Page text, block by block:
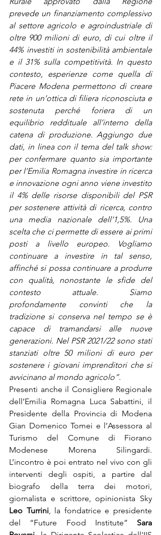
prevede un finanziamento complessivo
al settore agricolo e agroindustriale di
oltre 900 milioni di euro, di cui oltre il
44% investiti in sostenibilità ambientale
e il 31% sulla competitività. In questo
contesto, esperienze come quella di
Piacere Modena permettono di creare
rete in un’ottica di filiera riconosciuta e
sostenuta perché foriera di un
equilibrio reddituale all’interno della
catena di produzione. Aggiungo due
dati, in linea con il tema del talk show:
per confermare quanto sia importante
per l’Emilia Romagna investire in ricerca
e innovazione ogni anno viene investito
il 4% delle risorse disponibili del PSR
per sostenere attività di ricerca, contro
una media nazionale dell’1,5%. Una
scelta che ci permette di essere ai primi
posti a livello europeo. Vogliamo
continuare a investire in tal senso,
affinché si possa continuare a produrre
con qualità, nonostante le sfide del
contesto attuale. Siamo
profondamente convinti che la
tradizione si conserva nel tempo se è
capace di tramandarsi alle nuove
generazioni. Nel PSR 2021/22 sono stati
stanziati oltre 50 milioni di euro per
sostenere i giovani imprenditori che si
avvicinano al mondo agricolo”.
Presenti anche il Consigliere Regionale
dell’Emilia Romagna Luca Sabattini, il
Presidente della Provincia di Modena
Gian Domenico Tomei e l’Assessora al
Turismo del Comune di Fiorano
Modenese Morena Silingardi.
L’incontro è poi entrato nel vivo con gli
interventi
degli ospiti, a partire
dal
biografo della terra dei motori,
Leo Turrini, la fondatrice e presidente
del “Future Food Institute” Sara